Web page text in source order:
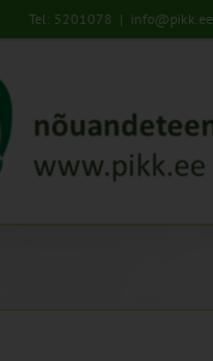
Tel: 5201078 | info@pikk.ee